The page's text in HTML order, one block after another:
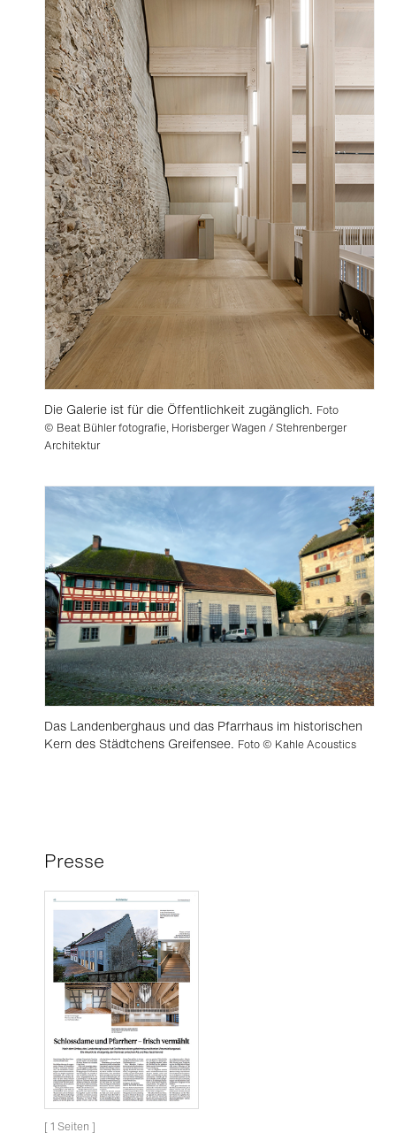
Die Galerie ist für die Öffentlichkeit zugänglich. Foto
© Beat Bühler fotografie, Horisberger Wagen / Stehrenberger
Architektur
Das Landenberghaus und das Pfarrhaus im historischen
Kern des Städtchens Greifensee. Foto © Kahle Acoustics
Presse
[ 1 Seiten ]